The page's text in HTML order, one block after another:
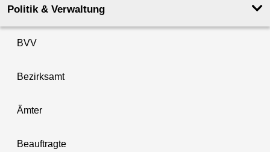
Politik & Verwaltung
BVV
Bezirksamt
Ämter
Beauftragte